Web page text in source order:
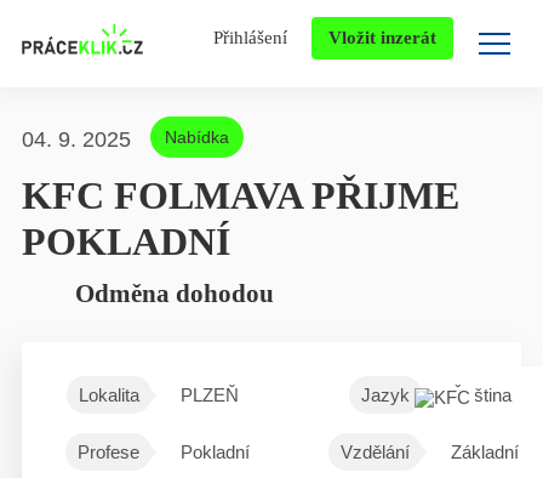
Přihlášení Vložit inzerát
04. 9. 2025 Nabídka
KFC FOLMAVA PŘIJME
POKLADNÍ
Odměna dohodou
Lokalita PLZEŇ Jazyk Čeština
Profese Pokladní Vzdělání Základní